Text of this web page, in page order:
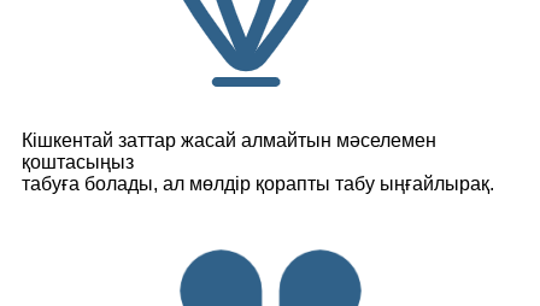
Кішкентай заттар жасай алмайтын мәселемен
қоштасыңыз
табуға болады, ал мөлдір қорапты табу ыңғайлырақ.